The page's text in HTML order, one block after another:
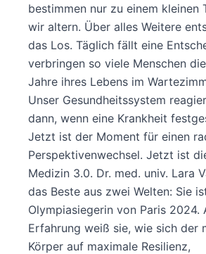
bestimmen nur zu einem kleinen
wir altern. Über alles Weitere
das Los. Täglich fällt eine
verbringen so viele Menschen
Jahre ihres Lebens im
Unser Gesundheitssystem
dann, wenn eine Krankheit
Jetzt ist der Moment für einen
Perspektivenwechsel. Jetzt ist
Medizin 3.0. Dr. med. univ. Lara
das Beste aus zwei Welten: Sie
Olympiasiegerin von Paris 2024.
Erfahrung weiß sie, wie sich der
Körper auf maximale Resilienz,